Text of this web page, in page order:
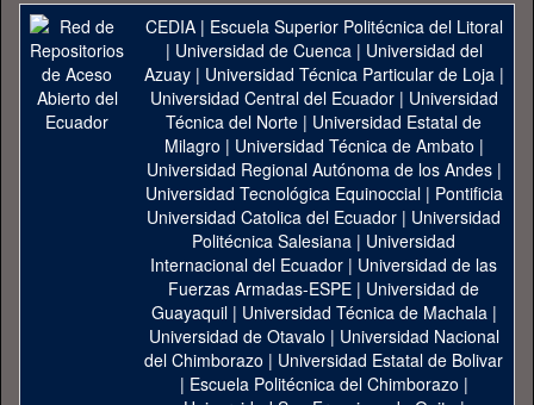
CEDIA| Escuela Superior Politécnica del Litoral
| Universidad de Cuenca| Universidad del
Azuay| Universidad Técnica Particular de Loja|
Universidad Central del Ecuador| Universidad
Técnica del Norte | Universidad Estatal de
Milagro | Universidad Técnica de Ambato |
Universidad Regional Autónoma de los Andes|
Universidad Tecnológica Equinoccial| Pontificia
Universidad Catolica del Ecuador | Universidad
Politécnica Salesiana | Universidad
Internacional del Ecuador | Universidad de las
Fuerzas Armadas-ESPE | Universidad de
Guayaquil| Universidad Técnica de Machala|
Universidad de Otavalo | Universidad Nacional
del Chimborazo | Universidad Estatal de Bolivar
| Escuela Politécnica del Chimborazo |